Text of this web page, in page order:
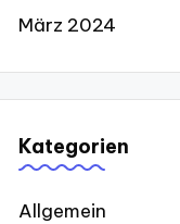
März 2024
Kategorien
Allgemein